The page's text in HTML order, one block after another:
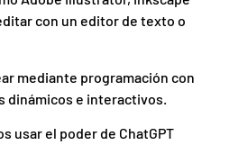
con un editor de texto o
mediante programación con
dinámicos e interactivos.
usar el poder de ChatGPT